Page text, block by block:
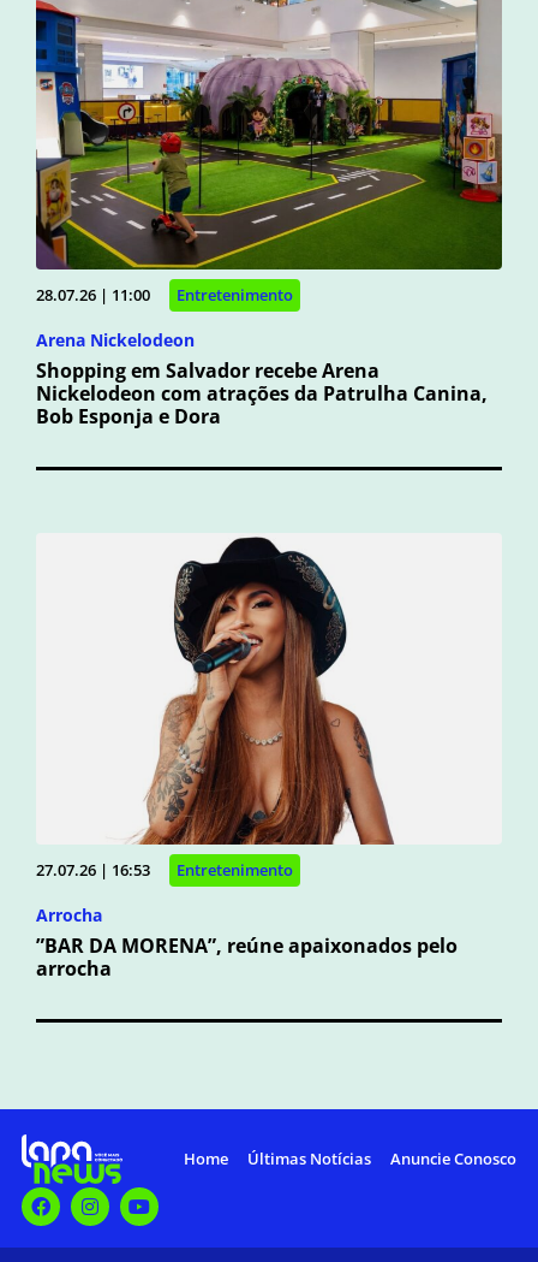
28.07.26 | 11:00 Entretenimento
Arena Nickelodeon
Shopping em Salvador recebe Arena
Nickelodeon com atrações da Patrulha Canina,
Bob Esponja e Dora
27.07.26 | 16:53 Entretenimento
Arrocha
”BAR DA MORENA”, reúne apaixonados pelo
arrocha
Home Últimas Notícias Anuncie Conosco